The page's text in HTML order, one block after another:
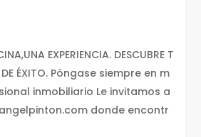
EXPERIENCIA. DESCUBRE T
DE ÉXITO. Póngase siempre en m
inmobiliario Le invitamos a
donde encontr